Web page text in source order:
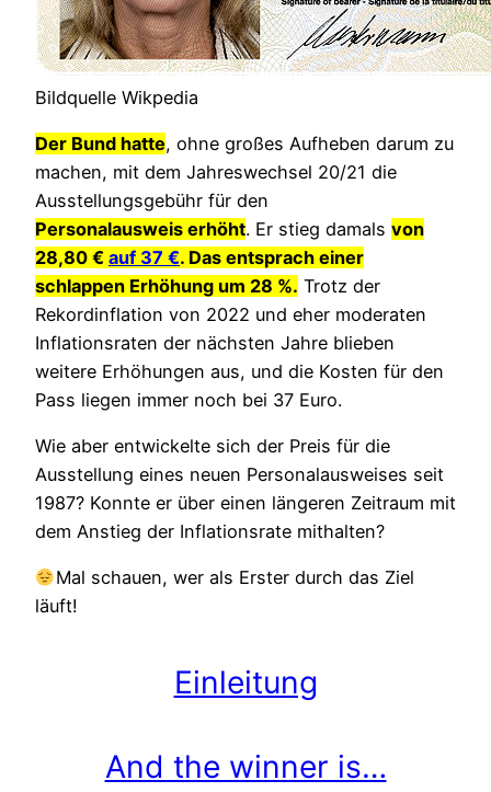
Bildquelle Wikpedia
Der Bund hatte, ohne großes Aufheben darum zu
machen, mit dem Jahreswechsel 20/21 die
Ausstellungsgebühr für den
Personalausweis erhöht. Er stieg damals von
28,80 € auf 37 €. Das entsprach einer
schlappen Erhöhung um 28 %. Trotz der
Rekordinflation von 2022 und eher moderaten
Inflationsraten der nächsten Jahre blieben
weitere Erhöhungen aus, und die Kosten für den
Pass liegen immer noch bei 37 Euro.
Wie aber entwickelte sich der Preis für die
Ausstellung eines neuen Personalausweises seit
1987? Konnte er über einen längeren Zeitraum mit
dem Anstieg der Inflationsrate mithalten?
Mal schauen, wer als Erster durch das Ziel
läuft!
Einleitung
And the winner is…